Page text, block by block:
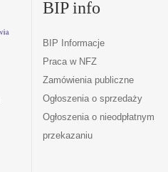
BIP info
BIP Informacje
Praca w NFZ
Zamówienia publiczne
Ogłoszenia o sprzedaży
Ogłoszenia o nieodpłatnym
przekazaniu